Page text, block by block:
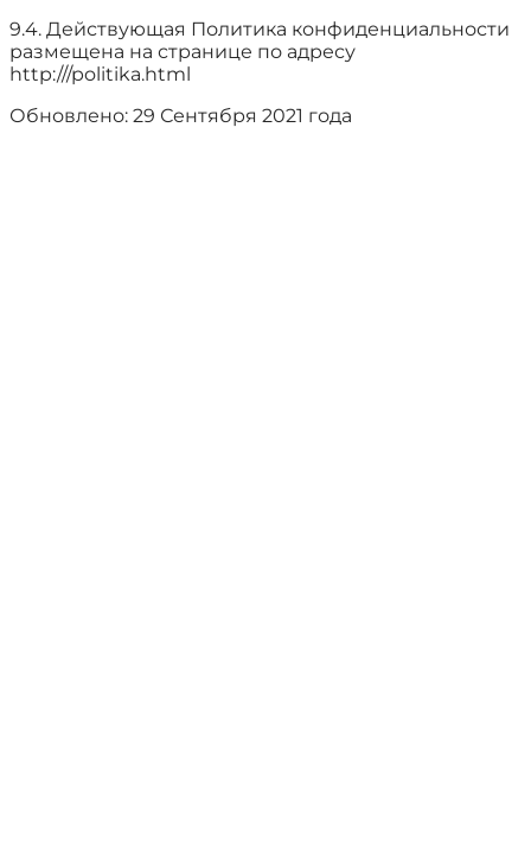
9.4. Действующая Политика конфиденциальности
размещена на странице по адресу
http:///politika.html
Обновлено: 29 Сентября 2021 года